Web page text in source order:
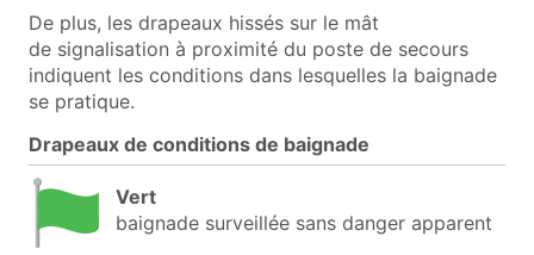
De plus, les drapeaux hissés sur le mât
de signalisation à proximité du poste de secours
indiquent les conditions dans lesquelles la baignade
se pratique.
Drapeaux indicateurs
Drapeaux de conditions de baignade
Vert
baignade surveillée sans danger apparent